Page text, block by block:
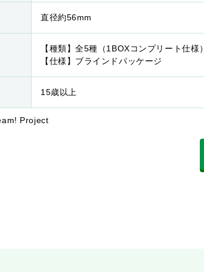
直径約56mm
【種類】全5種（1BOXコンプリート仕様）
【仕様】ブラインドパッケージ
15歳以上
Project